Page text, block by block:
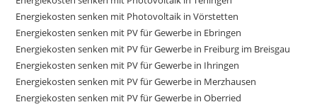
Energiekosten senken mit Photovoltaik in Vörstetten
Energiekosten senken mit PV für Gewerbe in Ebringen
Energiekosten senken mit PV für Gewerbe in Freiburg im Breisgau
Energiekosten senken mit PV für Gewerbe in Ihringen
Energiekosten senken mit PV für Gewerbe in Merzhausen
Energiekosten senken mit PV für Gewerbe in Oberried